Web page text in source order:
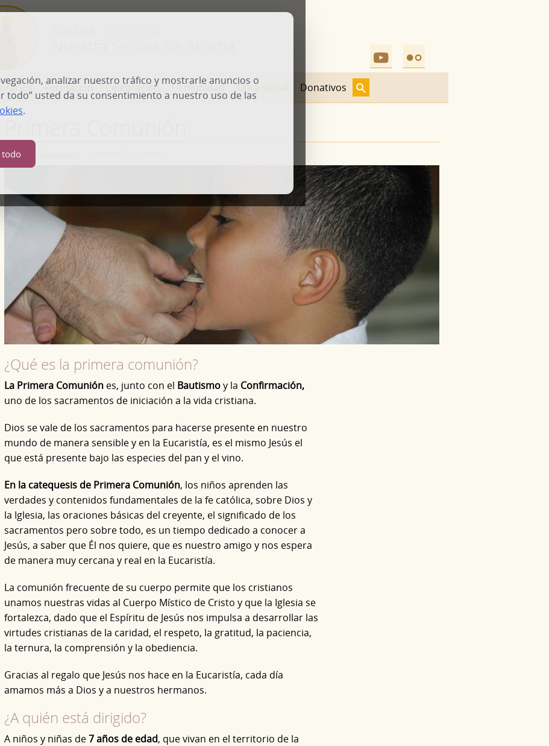
analizar nuestro tráfico y mostrarle anuncios o
todo” usted da su consentimiento a nuestro uso de las
.
todo
Formación Celebración Comunidad Obra social Donativos
Inicio
¿Qué es la primera comunión?
La Primera Comuniónes, junto con el Bautismoy la Confirmación,
uno de los sacramentos de iniciación a la vida cristiana.
Dios se vale de los sacramentos para hacerse presente en nuestro
mundo de manera sensible y en la Eucaristía, es el mismo Jesús el
que está presente bajo las especies del pan y el vino.
En la catequesis de Primera Comunión, los niños aprenden las
verdades y contenidos fundamentales de la fe católica, sobre Dios y
la Iglesia, las oraciones básicas del creyente, el significado de los
sacramentos pero sobre todo, es un tiempo dedicado a conocer a
Jesús, a saber que Él nos quiere, que es nuestro amigo y nos espera
de manera muy cercana y real en la Eucaristía.
La comunión frecuente de su cuerpo permite que los cristianos
unamos nuestras vidas al Cuerpo Místico de Cristo y que la Iglesia se
fortalezca, dado que el Espíritu de Jesús nos impulsa a desarrollar las
virtudes cristianas de la caridad, el respeto, la gratitud, la paciencia,
la ternura, la comprensión y la obediencia.
Gracias al regalo que Jesús nos hace en la Eucaristía, cada día
amamos más a Dios y a nuestros hermanos.
¿A quién está dirigido?
A niños y niñas de7años de edad, que vivan en el territorio de la